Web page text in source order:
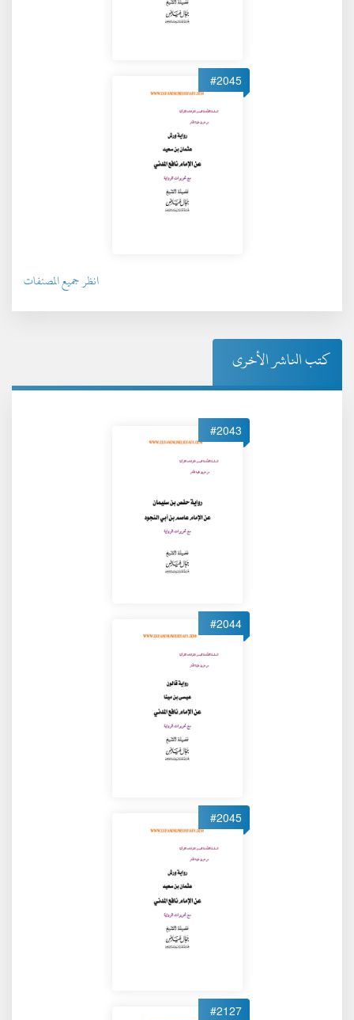
#2045
انظر جميع المصنفات
كتب الناشر الأخرى
#2043
#2044
#2045
#2127